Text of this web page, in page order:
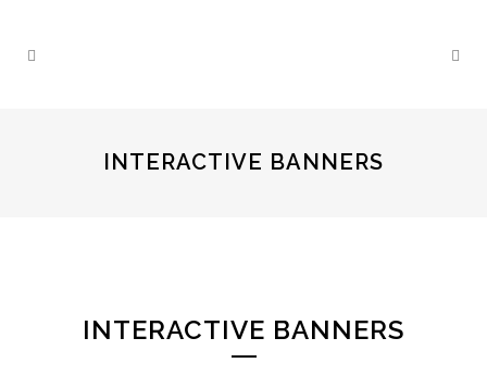
INTERACTIVE BANNERS
INTERACTIVE BANNERS